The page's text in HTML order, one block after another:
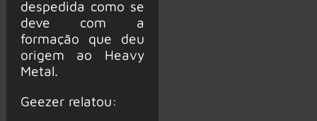
despedida como se
deve com a
formação que deu
origem ao Heavy
Metal.
Geezer relatou: